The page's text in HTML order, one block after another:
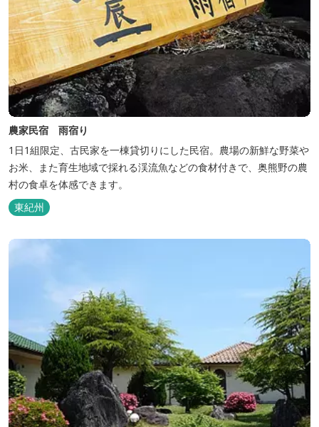
農家民宿 雨宿り
1日1組限定、古民家を一棟貸切りにした民宿。農場の新鮮な野菜や
お米、また育生地域で採れる渓流魚などの食材付きで、奥熊野の農
村の食卓を体感できます。
東紀州